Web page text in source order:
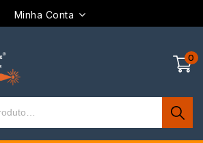
Minha Conta
0